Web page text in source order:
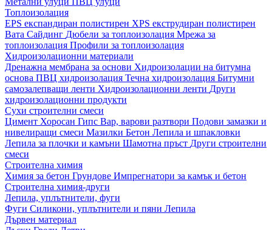
Топлоизолация
EPS експандиран полистирен XPS екструдиран полистирен
Вата Сайдинг Дюбели за топлоизолация Мрежа за
топлоизолация Профили за топлоизолация
Хидроизолационни материали
Дренажна мембрана за основи Хидроизолации на битумна
основа ПВЦ хидроизолация Течна хидроизолация Битумни
самозалепващи ленти Хидроизолационни ленти Други
хидроизолационни продукти
Сухи строителни смеси
Цимент Хоросан Гипс Вар, варови разтвори Подови замазки и
нивелиращи смеси Мазилки Бетон Лепила и шпакловки
Лепила за плочки и камъни Шамотна пръст Други строителни
смеси
Строителна химия
Химия за бетон Грундове Импрегнатори за камък и бетон
Строителна химия-други
Лепила, уплътнители, фуги
Фуги Силикони, уплътнители и пяни Лепила
Дървен материал